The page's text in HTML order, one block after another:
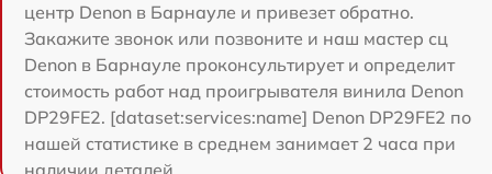
центр Denon в Барнауле и привезет обратно.
Закажите звонок или позвоните и наш мастер сц
Denon в Барнауле проконсультирует и определит
стоимость работ над проигрывателя винила Denon
DP29FE2. [dataset:services:name] Denon DP29FE2 по
нашей статистике в среднем занимает 2 часа при